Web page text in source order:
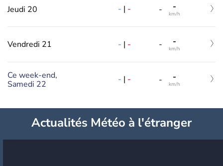
Jeudi 20 - | - - -
km/h
Vendredi 21 - | - - -
km/h
Ce week-end,
Samedi 22
- | - - -
km/h
Actualités Météo à l'étranger